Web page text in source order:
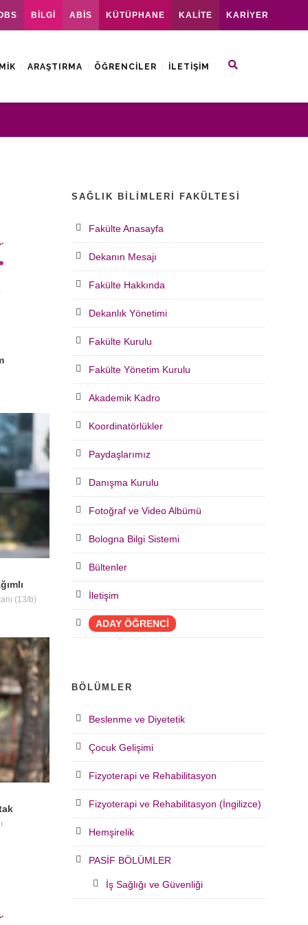
BİLGİ ABİS KÜTÜPHANE KALİTE KARİYER
ARAŞTIRMA ÖĞRENCILER İLETIŞIM
(13/b)
SAĞLIK BILIMLERI FAKÜLTESI
Fakülte Anasayfa
Dekanın Mesajı
Fakülte Hakkında
Dekanlık Yönetimi
Fakülte Kurulu
Fakülte Yönetim Kurulu
Akademik Kadro
Koordinatörlükler
Paydaşlarımız
Danışma Kurulu
Fotoğraf ve Video Albümü
Bologna Bilgi Sistemi
Bültenler
İletişim
ADAY ÖĞRENCİ
BÖLÜMLER
Beslenme ve Diyetetik
Çocuk Gelişimi
Fizyoterapi ve Rehabilitasyon
Fizyoterapi ve Rehabilitasyon (İngilizce)
Hemşirelik
PASİF BÖLÜMLER
İş Sağlığı ve Güvenliği